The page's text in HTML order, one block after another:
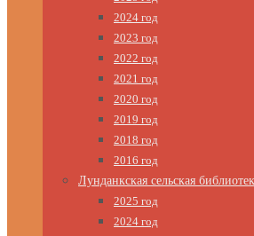
2024 год
2023 год
2022 год
2021 год
2020 год
2019 год
2018 год
2016 год
Лунданкская сельская
2025 год
2024 год